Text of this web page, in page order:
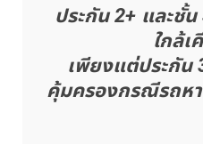
ประกัน 2+ และชั้
ใกล้
เพียงแต่ประกัน
คุ้มครองกรณีรถห